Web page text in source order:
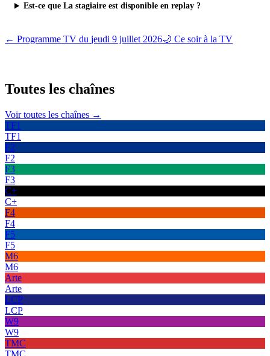
Est-ce que La stagiaire est disponible en replay ?
← Programme TV du jeudi 9 juillet 2026🌙 Ce soir à la TV
Toutes les chaînes
Voir toutes les chaînes →
TF1
TF1
F2
F2
F3
F3
C+
C+
F4
F4
F5
F5
M6
M6
Arte
Arte
LCP
LCP
W9
W9
TMC